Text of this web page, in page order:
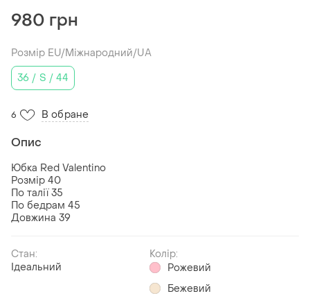
980 грн
Розмір EU/Міжнародний/UA
36 / S / 44
6 В обране
Опис
Юбка Red Valentino
Розмір 40
По талії 35
По бедрам 45
Довжина 39
Стан:
Ідеальний
Колір:
Рожевий
Бежевий